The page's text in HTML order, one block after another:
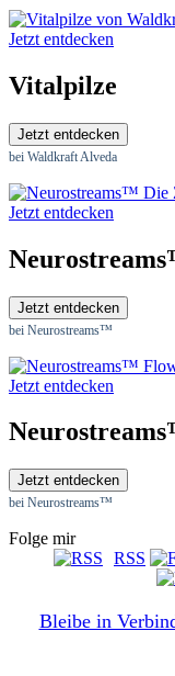
Jetzt entdecken
Vitalpilze
Jetzt entdecken
bei Waldkraft Alveda
Jetzt entdecken
Jetzt entdecken
bei Neurostreams™
Jetzt entdecken
Jetzt entdecken
bei Neurostreams™
Folge mir
RSS
Bleibe in